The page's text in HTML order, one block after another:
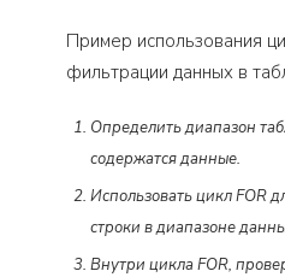
Пример использования
фильтрации данных в
Определить диапазон
содержатся данные.
Использовать цикл FOR
строки в диапазоне
Внутри цикла FOR,